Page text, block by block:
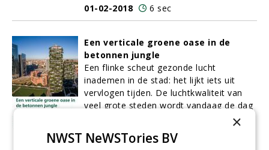
01-02-2018
6 sec
Een verticale groene oase in de
betonnen jungle
Een flinke scheut gezonde lucht
inademen in de stad: het lijkt iets uit
vervlogen tijden. De luchtkwaliteit van
veel grote steden wordt vandaag de dag
immers gedomineerd door een giftige
mix van smog en fijnstof.
01-02-2018
8 sec
×
NWST NeWSTories BV